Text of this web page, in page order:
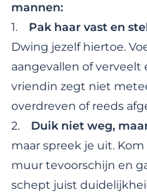
mannen:
1. Pak haar vast en
Dwing jezelf hiertoe.
aangevallen of verveelt
vriendin zegt niet
overdreven of reeds
2. Duik niet weg,
maar spreek je uit.
muur tevoorschijn en
schept juist